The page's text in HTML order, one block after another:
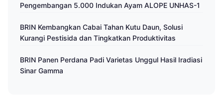
Pengembangan 5.000 Indukan Ayam ALOPE UNHAS-1
BRIN Kembangkan Cabai Tahan Kutu Daun, Solusi
Kurangi Pestisida dan Tingkatkan Produktivitas
BRIN Panen Perdana Padi Varietas Unggul Hasil Iradiasi
Sinar Gamma